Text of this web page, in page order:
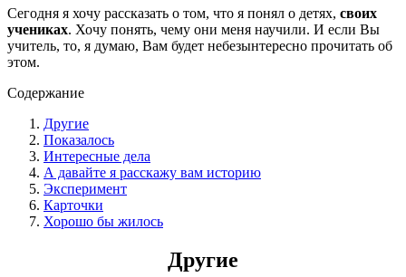
Сегодня я хочу рассказать о том, что я понял о детях, своих
учениках. Хочу понять, чему они меня научили. И если Вы
учитель, то, я думаю, Вам будет небезынтересно прочитать об
этом.
Содержание
Другие
Показалось
Интересные дела
А давайте я расскажу вам историю
Эксперимент
Карточки
Хорошо бы жилось
Другие